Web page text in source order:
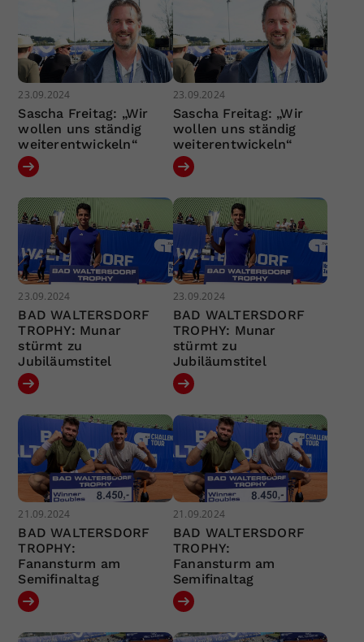
23.09.2024
Sascha Freitag: „Wir
wollen uns ständig
weiterentwickeln“
23.09.2024
Sascha Freitag: „Wir
wollen uns ständig
weiterentwickeln“
23.09.2024
BAD WALTERSDORF
TROPHY: Munar
stürmt zu
Jubiläumstitel
23.09.2024
BAD WALTERSDORF
TROPHY: Munar
stürmt zu
Jubiläumstitel
21.09.2024
BAD WALTERSDORF
TROPHY:
Fanansturm am
Semifinaltag
21.09.2024
BAD WALTERSDORF
TROPHY:
Fanansturm am
Semifinaltag